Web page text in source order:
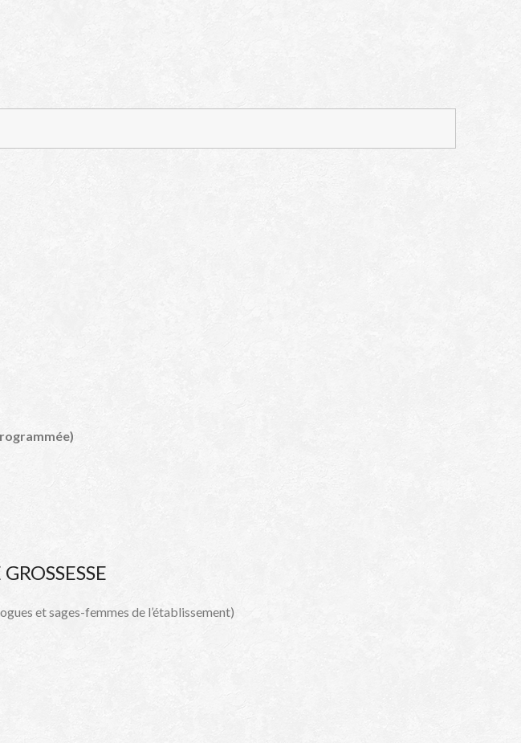
et sages-femmes de l’établissement)